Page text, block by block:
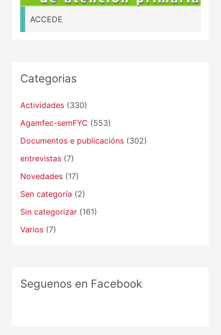
ACCEDE
Categorias
Actividades(330)
Agamfec-semFYC (553)
Documentos e publicacións(302)
entrevistas(7)
Novedades(17)
Sen categoría (2)
Sin categorizar(161)
Varios(7)
Seguenos en Facebook